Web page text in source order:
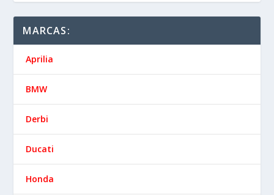
MARCAS:
Aprilia
BMW
Derbi
Ducati
Honda